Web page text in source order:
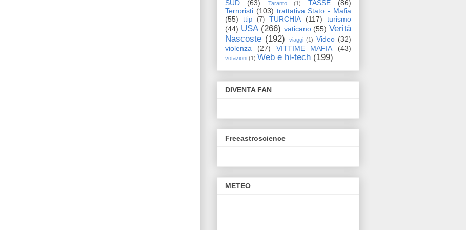
SUD (63) Taranto (1) TASSE
(86)
Terroristi (103) trattativa Stato - Mafia
(55)
ttip (7) TURCHIA (117)
turismo
(44) USA (266) vaticano (55) Verità
Nascoste (192) viaggi (1) Video (32)
violenza
(27) VITTIME MAFIA (43)
votazioni (1) Web e hi-tech (199)
DIVENTA FAN
Freeastroscience
METEO